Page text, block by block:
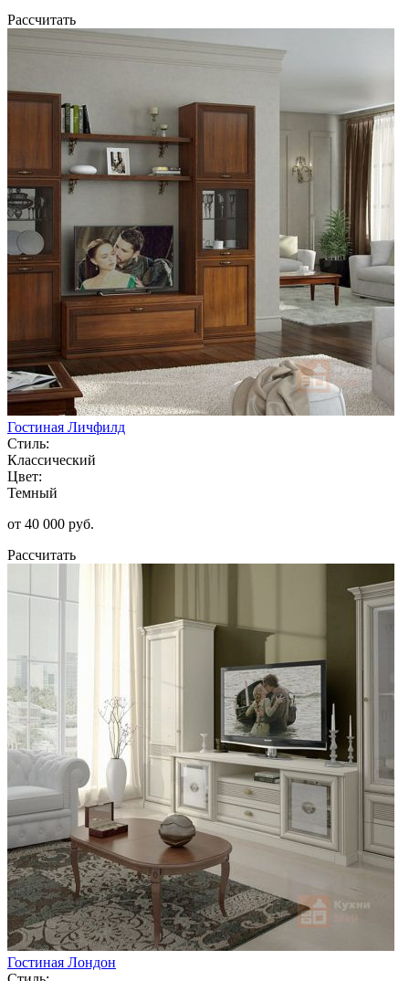
Рассчитать
Гостиная Личфилд
Стиль:
Классический
Цвет:
Темный
от 40 000 руб.
Рассчитать
Гостиная Лондон